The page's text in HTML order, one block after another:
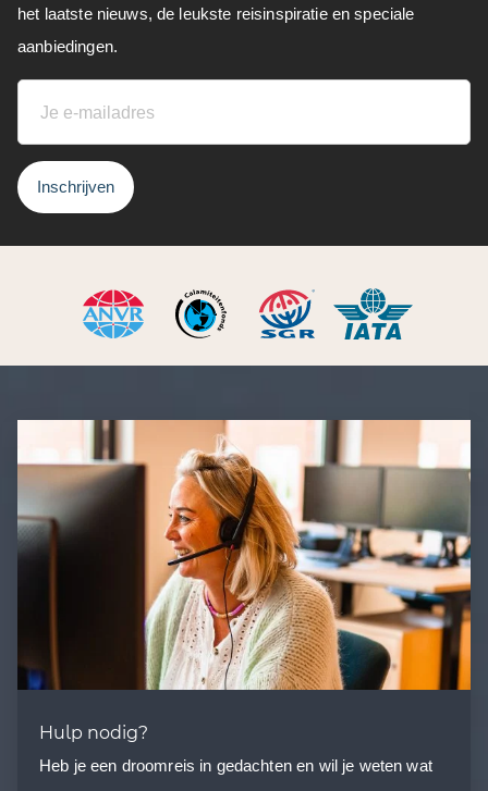
het laatste nieuws, de leukste reisinspiratie en speciale
aanbiedingen.
Inschrijven
Hulp nodig?
Heb je een droomreis in gedachten en wil je weten wat